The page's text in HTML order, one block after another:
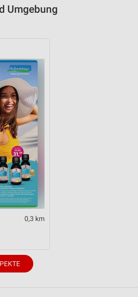
Umgebung
0,3 km